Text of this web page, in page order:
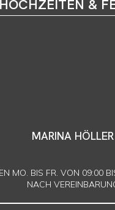
HOCHZEITEN &
MARINA HÖLLER
MO. BIS FR. VON 09:00
NACH